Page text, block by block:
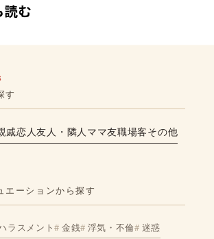
む
す
戚恋人友人・隣人 ママ友職場客その他
エーションから探す
ラスメント 金銭 浮気・不倫 迷惑